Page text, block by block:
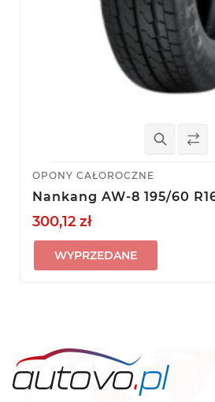
OPONY CAŁOROCZNE
Nankang AW-8 195/60
300,12 zł
WYPRZEDANE